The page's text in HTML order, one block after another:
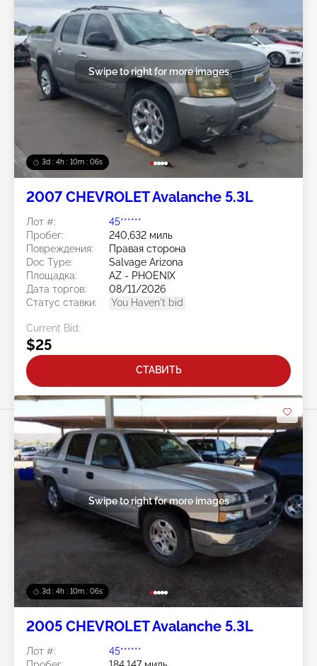
3d : 4h : 10m : 03s
Swipe to right for more images
2007 CHEVROLET Avalanche 5.3L
Лот #:
45******
Пробег:
240,632 миль
Повреждения:
Правая сторона
Doc Type:
Salvage Arizona
Площадка:
AZ - PHOENIX
Дата торгов:
08/11/2026
Статус ставки:
You Haven't bid
Current Bid:
$25
СТАВИТЬ
3d : 4h : 10m : 03s
Swipe to right for more images
2005 CHEVROLET Avalanche 5.3L
Лот #:
45******